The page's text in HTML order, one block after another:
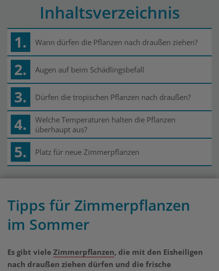
Inhaltsverzeichnis
1. Wann dürfen die Pflanzen nach draußen ziehen?
2. Augen auf beim Schädlingsbefall
3. Dürfen die tropischen Pflanzen nach draußen?
4.
Welche Temperaturen halten die Pflanzen
überhaupt aus?
5. Platz für neue Zimmerpflanzen
Tipps für Zimmerpflanzen
im Sommer
Es gibt viele Zimmerpflanzen, die mit den Eisheiligen
nach draußen ziehen dürfen und die frische